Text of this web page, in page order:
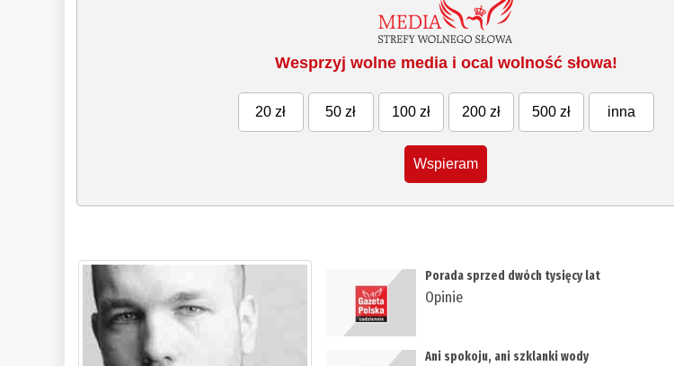
Wesprzyj wolne media i ocal wolność słowa!
20 zł 50 zł 100 zł 200 zł 500 zł inna
Wspieram
Porada sprzed dwóch tysięcy lat
Opinie
Ani spokoju, ani szklanki wody